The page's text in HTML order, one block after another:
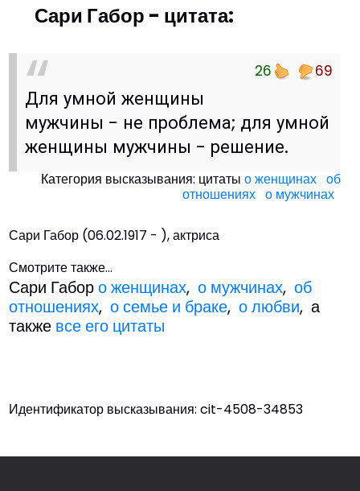
Сари Габор - цитата:
26 69
Для умной женщины
мужчины - не проблема; для умной
женщины мужчины - решение.
Категория высказывания: цитатыо женщинах об
отношениях о мужчинах
Сари Габор (06.02.1917 - ), актриса
Смотрите также...
Сари Габоро женщинах,о мужчинах,об
отношениях,о семье и браке,о любви, а
также все его цитаты
Идентификатор высказывания: cit-4508-34853